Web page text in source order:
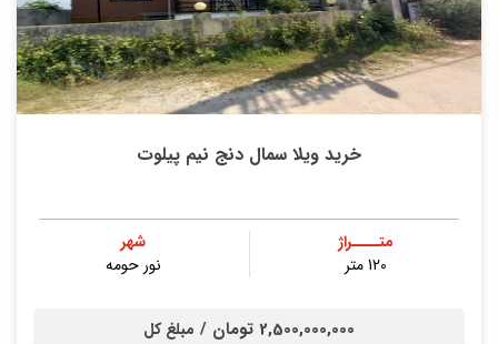
خرید ویلا سمال دنج نیم پیلوت
متــــراژ
120 متر
شهر
نور حومه
2,500,000,000 تومان / مبلغ کل